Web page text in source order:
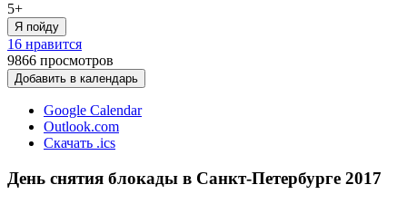
5+
Я пойду
16 нравится
9866 просмотров
Добавить в календарь
Google Calendar
Outlook.com
Скачать .ics
День снятия блокады в Санкт-Петербурге 2017